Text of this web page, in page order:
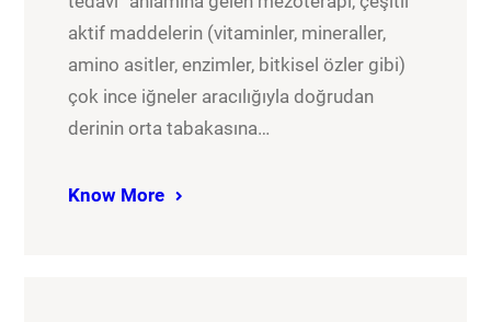
aktif maddelerin (vitaminler, mineraller,
amino asitler, enzimler, bitkisel özler gibi)
çok ince iğneler aracılığıyla doğrudan
derinin orta tabakasına…
Know More